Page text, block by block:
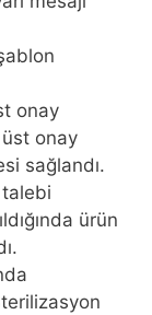
onay
onay
sağlandı.
ürün